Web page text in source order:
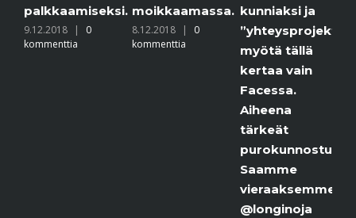
| 0
moikkaamassa.
8.12.2018 | 0
kommenttia
kunniaksi ja
”yhteysprojektimme”
myötä tällä
kertaa vain
Facessa.
Aiheena
tärkeät
purokunnostukset.
Saamme
vieraaksemme
@longinoja